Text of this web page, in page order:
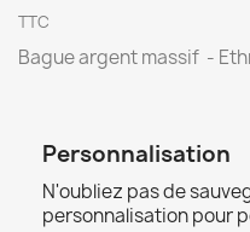
TTC
Bague argent massif -
Personnalisation
N'oubliez pas de
personnalisation pour